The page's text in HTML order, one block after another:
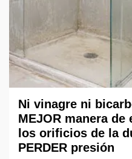
Ni vinagre ni
MEJOR manera
los orificios de la
PERDER presión